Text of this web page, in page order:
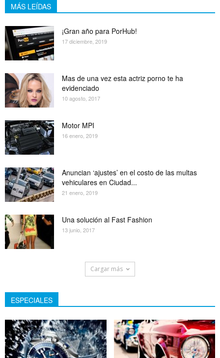
MÁS LEÍDAS
¡Gran año para PorHub!
17 diciembre, 2019
Mas de una vez esta actriz porno te ha
evidenciado
10 agosto, 2017
Motor MPI
16 enero, 2019
Anuncian ‘ajustes’ en el costo de las multas
vehiculares en Ciudad...
21 enero, 2019
Una solución al Fast Fashion
13 junio, 2017
Cargar más
ESPECIALES